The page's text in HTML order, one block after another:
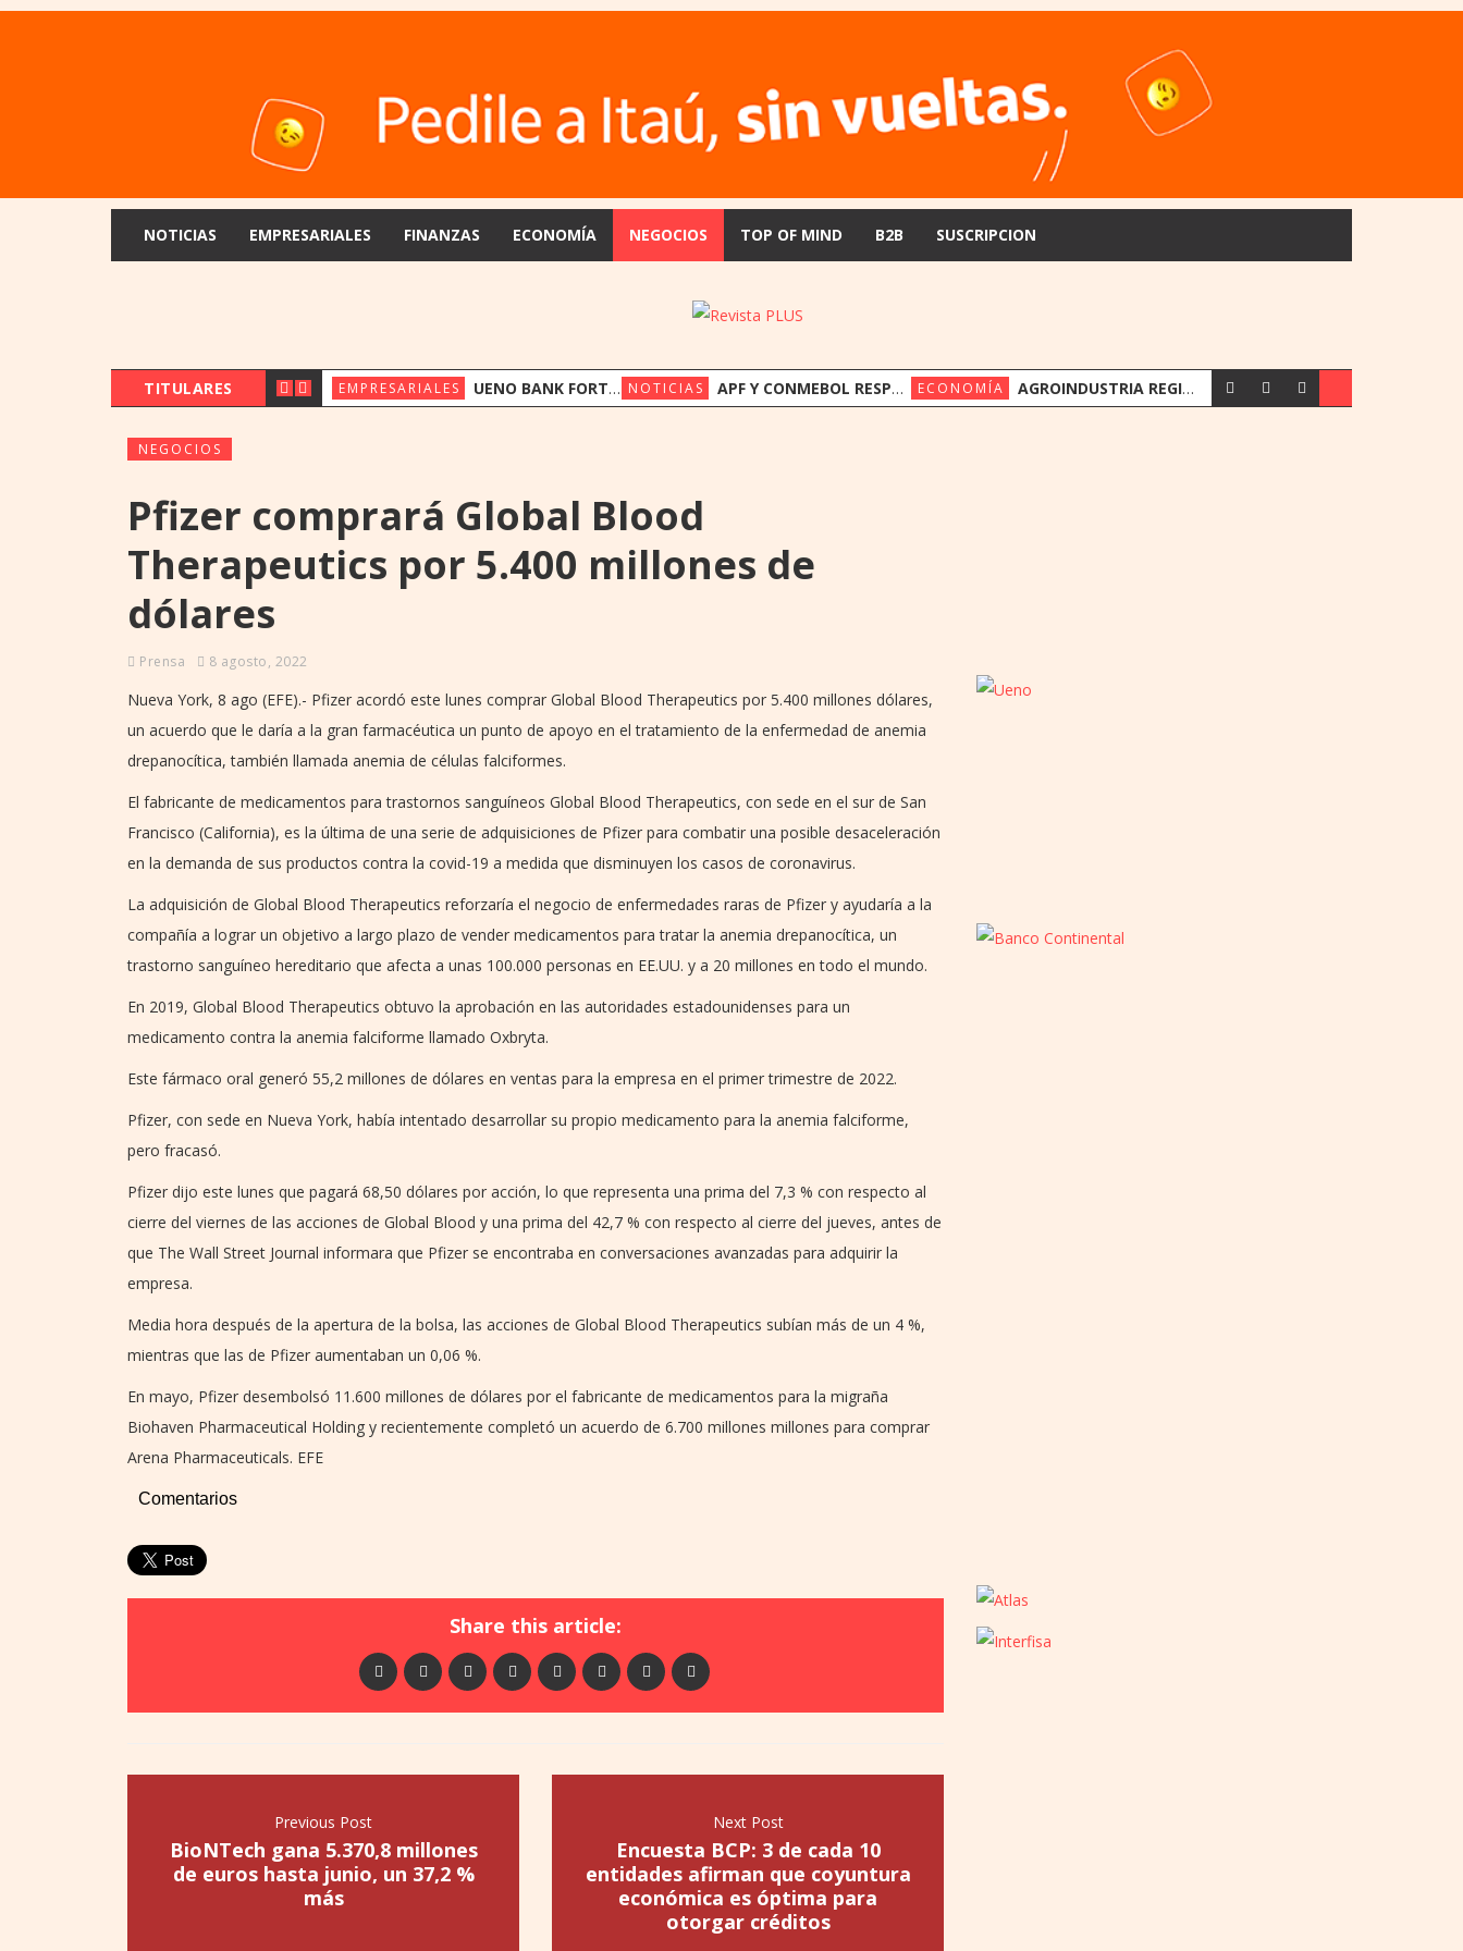
NOTICIAS EMPRESARIALES FINANZAS ECONOMÍA NEGOCIOS TOP OF MIND B2B SUSCRIPCION
TITULARES EMPRESARIALES UENO BANK FORTALECE SU FONDEO INTERNACIONAL CON US$ 17,5 MILLONES DE TRIODOS BANK Y GAWA CAPITAL NOTICIAS APF Y CONMEBOL RESPALDAN A LA FIFA Y LLAMAN A PRESERVAR LA INSTITUCIONALIDAD ECONOMÍA AGROINDUSTRIA REGISTRA SU MEJOR PRIMER SEMESTRE DESDE 2018
NEGOCIOS
Pfizer comprará Global Blood
Therapeutics por 5.400 millones de
dólares
Prensa 8 agosto, 2022
Nueva York, 8 ago (EFE).- Pfizer acordó este lunes comprar Global Blood Therapeutics por 5.400 millones dólares,
un acuerdo que le daría a la gran farmacéutica un punto de apoyo en el tratamiento de la enfermedad de anemia
drepanocítica, también llamada anemia de células falciformes.
El fabricante de medicamentos para trastornos sanguíneos Global Blood Therapeutics, con sede en el sur de San
Francisco (California), es la última de una serie de adquisiciones de Pfizer para combatir una posible desaceleración
en la demanda de sus productos contra la covid-19 a medida que disminuyen los casos de coronavirus.
La adquisición de Global Blood Therapeutics reforzaría el negocio de enfermedades raras de Pfizer y ayudaría a la
compañía a lograr un objetivo a largo plazo de vender medicamentos para tratar la anemia drepanocítica, un
trastorno sanguíneo hereditario que afecta a unas 100.000 personas en EE.UU. y a 20 millones en todo el mundo.
En 2019, Global Blood Therapeutics obtuvo la aprobación en las autoridades estadounidenses para un
medicamento contra la anemia falciforme llamado Oxbryta.
Este fármaco oral generó 55,2 millones de dólares en ventas para la empresa en el primer trimestre de 2022.
Pfizer, con sede en Nueva York, había intentado desarrollar su propio medicamento para la anemia falciforme,
pero fracasó.
Pfizer dijo este lunes que pagará 68,50 dólares por acción, lo que representa una prima del 7,3 % con respecto al
cierre del viernes de las acciones de Global Blood y una prima del 42,7 % con respecto al cierre del jueves, antes de
que The Wall Street Journal informara que Pfizer se encontraba en conversaciones avanzadas para adquirir la
empresa.
Media hora después de la apertura de la bolsa, las acciones de Global Blood Therapeutics subían más de un 4 %,
mientras que las de Pfizer aumentaban un 0,06 %.
En mayo, Pfizer desembolsó 11.600 millones de dólares por el fabricante de medicamentos para la migraña
Biohaven Pharmaceutical Holding y recientemente completó un acuerdo de 6.700 millones millones para comprar
Arena Pharmaceuticals. EFE
Comentarios
Share this article:
Previous Post
BioNTech gana 5.370,8 millones
de euros hasta junio, un 37,2 %
más
Next Post
Encuesta BCP: 3 de cada 10
entidades afirman que coyuntura
económica es óptima para
otorgar créditos